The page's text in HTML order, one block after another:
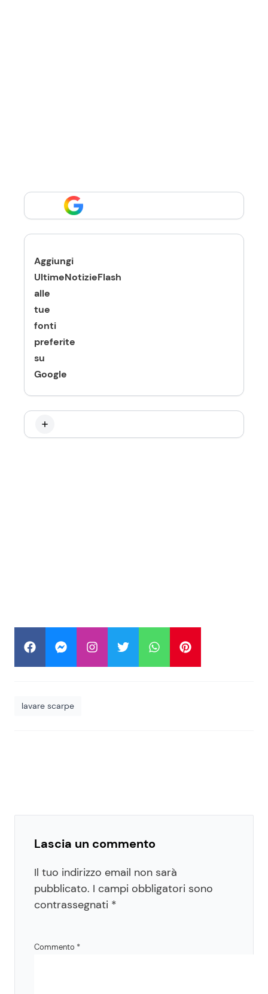
Aggiungi
UltimeNotizieFlash
alle
tue
fonti
preferite
su
Google
lavare scarpe
Lascia un commento
Il tuo indirizzo email non sarà
pubblicato. I campi obbligatori sono
contrassegnati *
Commento *